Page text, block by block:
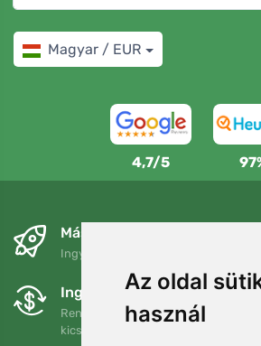
Az oldal
használ
Magyar / EUR
4,7/5
Másnapra és ingyenesen
Ingyenes szállítás a következő
Ingyenes csere és
Rendelését 90 napon belül bármikor
kicserélheti.